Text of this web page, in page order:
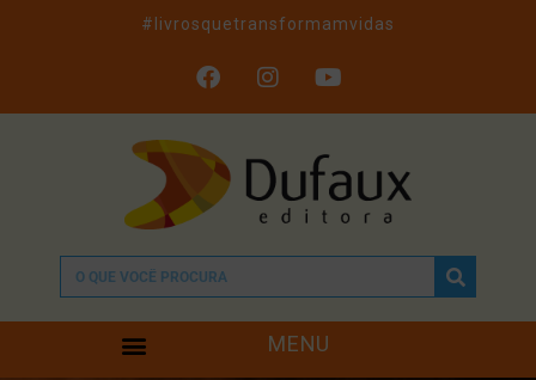
#livrosquetransformamvidas
MENU